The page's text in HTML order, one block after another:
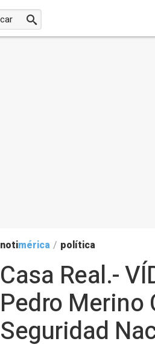
notimérica / política
Casa Real.-
Pedro Merino
Seguridad